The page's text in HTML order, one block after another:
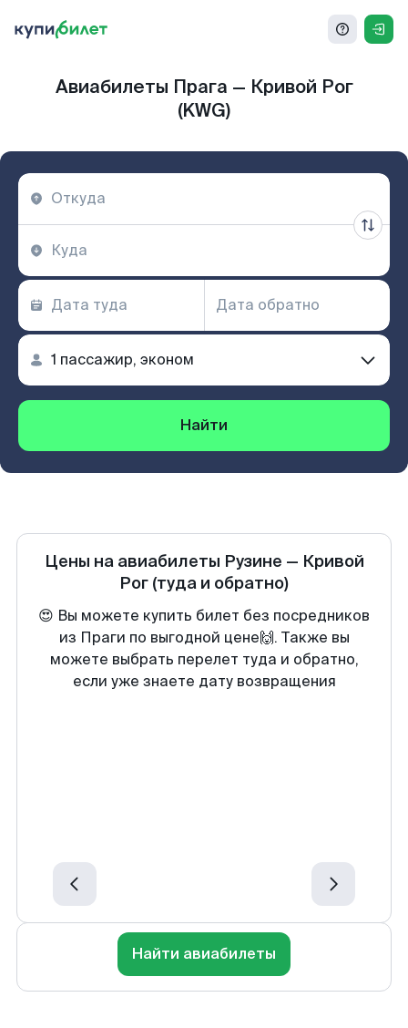
Авиабилеты Прага — Кривой Рог
(KWG)
Найти
Цены на авиабилеты Рузине — Кривой
Рог (туда и обратно)
😍 Вы можете купить билет без посредников
из Праги по выгодной цене🙌. Также вы
можете выбрать перелет туда и обратно,
если уже знаете дату возвращения
Найти авиабилеты